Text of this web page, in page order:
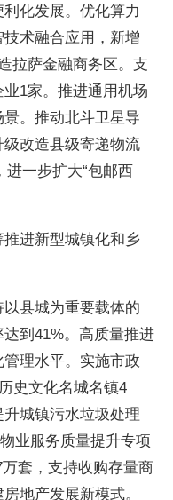
化发展。优化算力
术融合应用，新增
拉萨金融商务区。支
1家。推进通用机场
。推动北斗卫星导
改造县级寄递物流
进一步扩大“包邮西
进新型城镇化和乡
县城为重要载体的
到41%。高质量推进
理水平。实施市政
史文化名城名镇4
城镇污水垃圾处理
业服务质量提升专项
套，支持收购存量商
地产发展新模式。